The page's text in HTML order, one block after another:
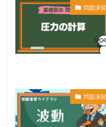
問題演習
問題演習